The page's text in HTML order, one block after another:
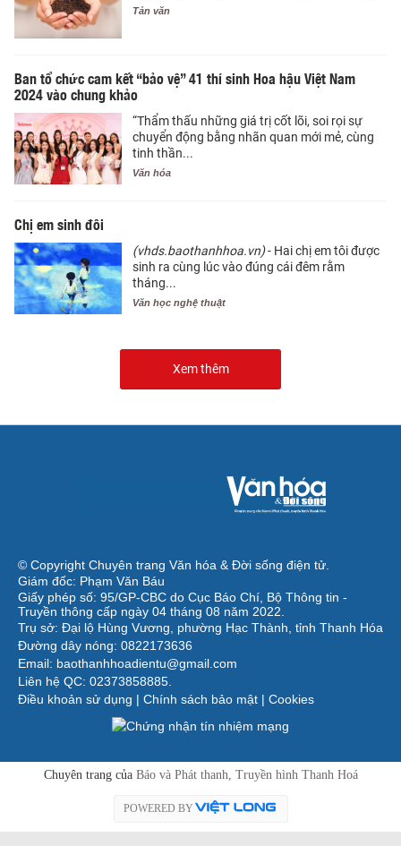
Tản văn
Ban tổ chức cam kết “bảo vệ” 41 thí sinh Hoa hậu Việt Nam
2024 vào chung khảo
“Thẩm thấu những giá trị cốt lõi, soi rọi sự
chuyển động bằng nhãn quan mới mẻ, cùng
tinh thần...
Văn hóa
Chị em sinh đôi
(vhds.baothanhhoa.vn)- Hai chị em tôi được
sinh ra cùng lúc vào đúng cái đêm rằm
tháng...
Văn học nghệ thuật
Xem thêm
© Copyright Chuyên trang Văn hóa & Đời sống điện tử.
Giám đốc: Phạm Văn Báu
Giấy phép số: 95/GP-CBC do Cục Báo Chí, Bộ Thông tin -
Truyền thông cấp ngày 04 tháng 08 năm 2022.
Trụ sở: Đại lộ Hùng Vương, phường Hạc Thành, tỉnh Thanh Hóa
Đường dây nóng: 0822173636
Email: baothanhhoadientu@gmail.com
Liên hệ QC: 02373858885.
Điều khoản sử dụng | Chính sách bảo mật | Cookies
Chuyên trang của Báo và Phát thanh, Truyền hình Thanh Hoá
POWERED BY